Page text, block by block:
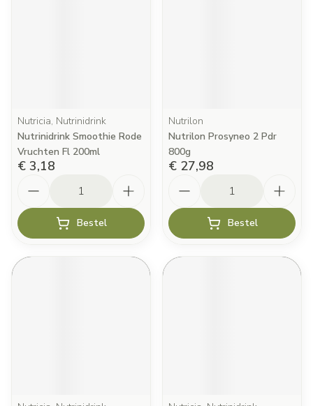
Nutricia, Nutrinidrink
Nutrinidrink Smoothie Rode
Vruchten Fl 200ml
€ 3,18
Bestel
Nutrilon
Nutrilon Prosyneo 2 Pdr
800g
€ 27,98
Bestel